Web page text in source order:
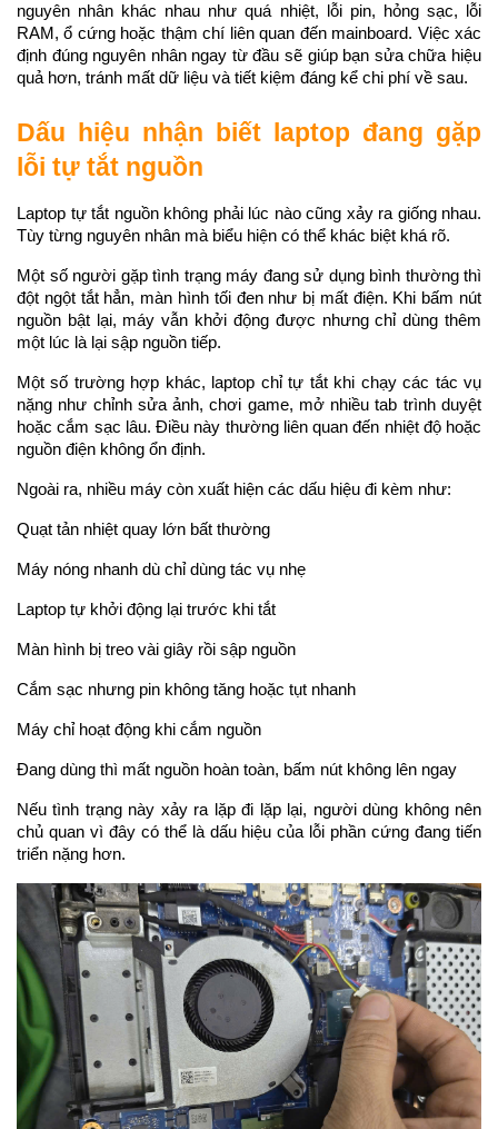
nguyên nhân khác nhau như quá nhiệt, lỗi pin, hỏng sạc, lỗi
RAM, ổ cứng hoặc thậm chí liên quan đến mainboard. Việc xác
định đúng nguyên nhân ngay từ đầu sẽ giúp bạn sửa chữa hiệu
quả hơn, tránh mất dữ liệu và tiết kiệm đáng kể chi phí về sau.
Dấu hiệu nhận biết laptop đang gặp
lỗi tự tắt nguồn
Laptop tự tắt nguồn không phải lúc nào cũng xảy ra giống nhau.
Tùy từng nguyên nhân mà biểu hiện có thể khác biệt khá rõ.
Một số người gặp tình trạng máy đang sử dụng bình thường thì
đột ngột tắt hẳn, màn hình tối đen như bị mất điện. Khi bấm nút
nguồn bật lại, máy vẫn khởi động được nhưng chỉ dùng thêm
một lúc là lại sập nguồn tiếp.
Một số trường hợp khác, laptop chỉ tự tắt khi chạy các tác vụ
nặng như chỉnh sửa ảnh, chơi game, mở nhiều tab trình duyệt
hoặc cắm sạc lâu. Điều này thường liên quan đến nhiệt độ hoặc
nguồn điện không ổn định.
Ngoài ra, nhiều máy còn xuất hiện các dấu hiệu đi kèm như:
Quạt tản nhiệt quay lớn bất thường
Máy nóng nhanh dù chỉ dùng tác vụ nhẹ
Laptop tự khởi động lại trước khi tắt
Màn hình bị treo vài giây rồi sập nguồn
Cắm sạc nhưng pin không tăng hoặc tụt nhanh
Máy chỉ hoạt động khi cắm nguồn
Đang dùng thì mất nguồn hoàn toàn, bấm nút không lên ngay
Nếu tình trạng này xảy ra lặp đi lặp lại, người dùng không nên
chủ quan vì đây có thể là dấu hiệu của lỗi phần cứng đang tiến
triển nặng hơn.